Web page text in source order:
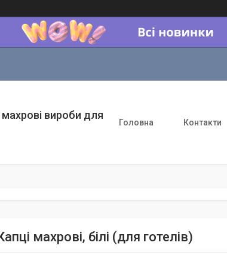
вироби для
Головна Контакти
махрові, білі (для готелів)